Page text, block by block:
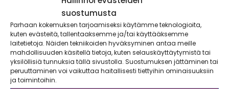
suostumusta
Parhaan kokemuksen tarjoamiseksi käytämme teknologioita,
kuten evästeitä, tallentaaksemme ja/tai käyttääksemme
laitetietoja. Näiden tekniikoiden hyväksyminen antaa meille
mahdollisuuden käsitellä tietoja, kuten selauskäyttäytymistä tai
yksilöllisiä tunnuksia tällä sivustolla. Suostumuksen jättäminen tai
peruuttaminen voi vaikuttaa haitallisesti tiettyihin ominaisuuksiin
ja toimintoihin.
@varmapoka
POKAn Facebookia pääset seuraamaan
@OpiskelijakuntaPOKA
Sähköposti